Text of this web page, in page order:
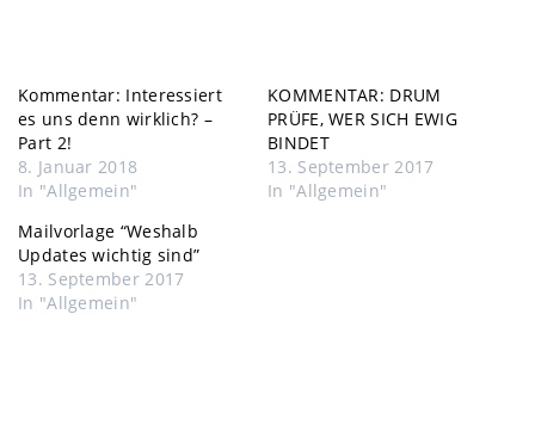
Kommentar: Interessiert
es uns denn wirklich? –
Part 2!
8. Januar 2018
In "Allgemein"
KOMMENTAR: DRUM
PRÜFE, WER SICH EWIG
BINDET
13. September 2017
In "Allgemein"
Mailvorlage “Weshalb
Updates wichtig sind”
13. September 2017
In "Allgemein"